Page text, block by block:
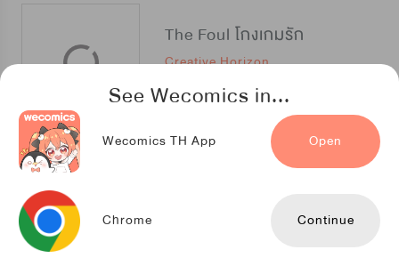
See Wecomics in...
Wecomics TH App Open
Chrome Continue
The Foul โกงเกมรัก
Creative Horizon
ความเลวร้ายที่แสนอบอุ่น